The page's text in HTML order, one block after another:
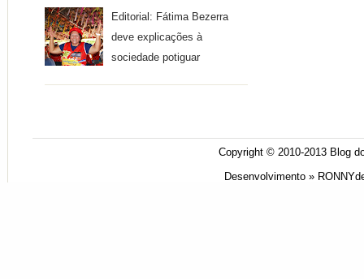
Editorial: Fátima Bezerra
deve explicações à
sociedade potiguar
Copyright © 2010-2013 Blog
Desenvolvimento »